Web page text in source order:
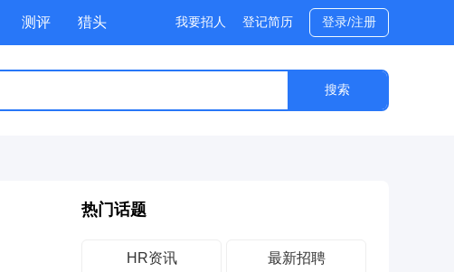
测评 猎头 我要招人 登记简历 登录/注册
热门话题
HR资讯 最新招聘